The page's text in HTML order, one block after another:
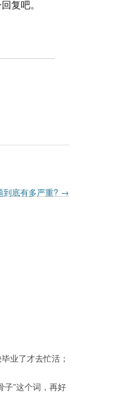
复吧。
到底有多严重? →
业了才去忙活；
子”这个词，再好